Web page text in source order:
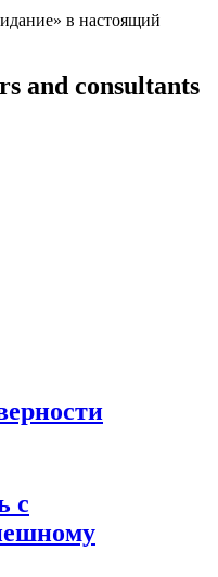
в настоящий
and consultants
с